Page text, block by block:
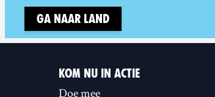
Ga naar land
KOM NU IN ACTIE
Doe mee